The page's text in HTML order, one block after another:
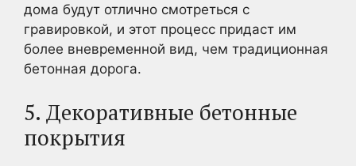
дома будут отлично смотреться с
гравировкой, и этот процесс придаст им
более вневременной вид, чем традиционная
бетонная дорога.
5. Декоративные бетонные
покрытия